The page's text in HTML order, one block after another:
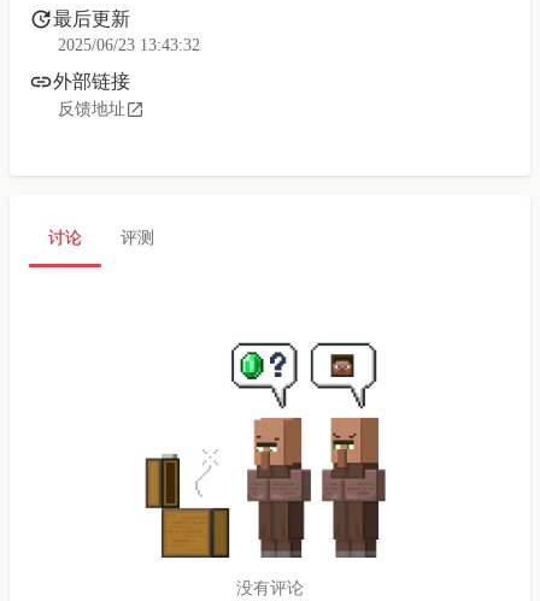
最后更新
2025/06/23 13:43:32
外部链接
反馈地址
讨论 评测
没有评论